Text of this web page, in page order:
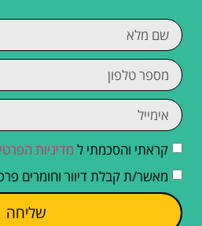
קראתי והסכמתי ל מדיניות
מאשר/ת קבלת דיוור וחומרים
שליחה